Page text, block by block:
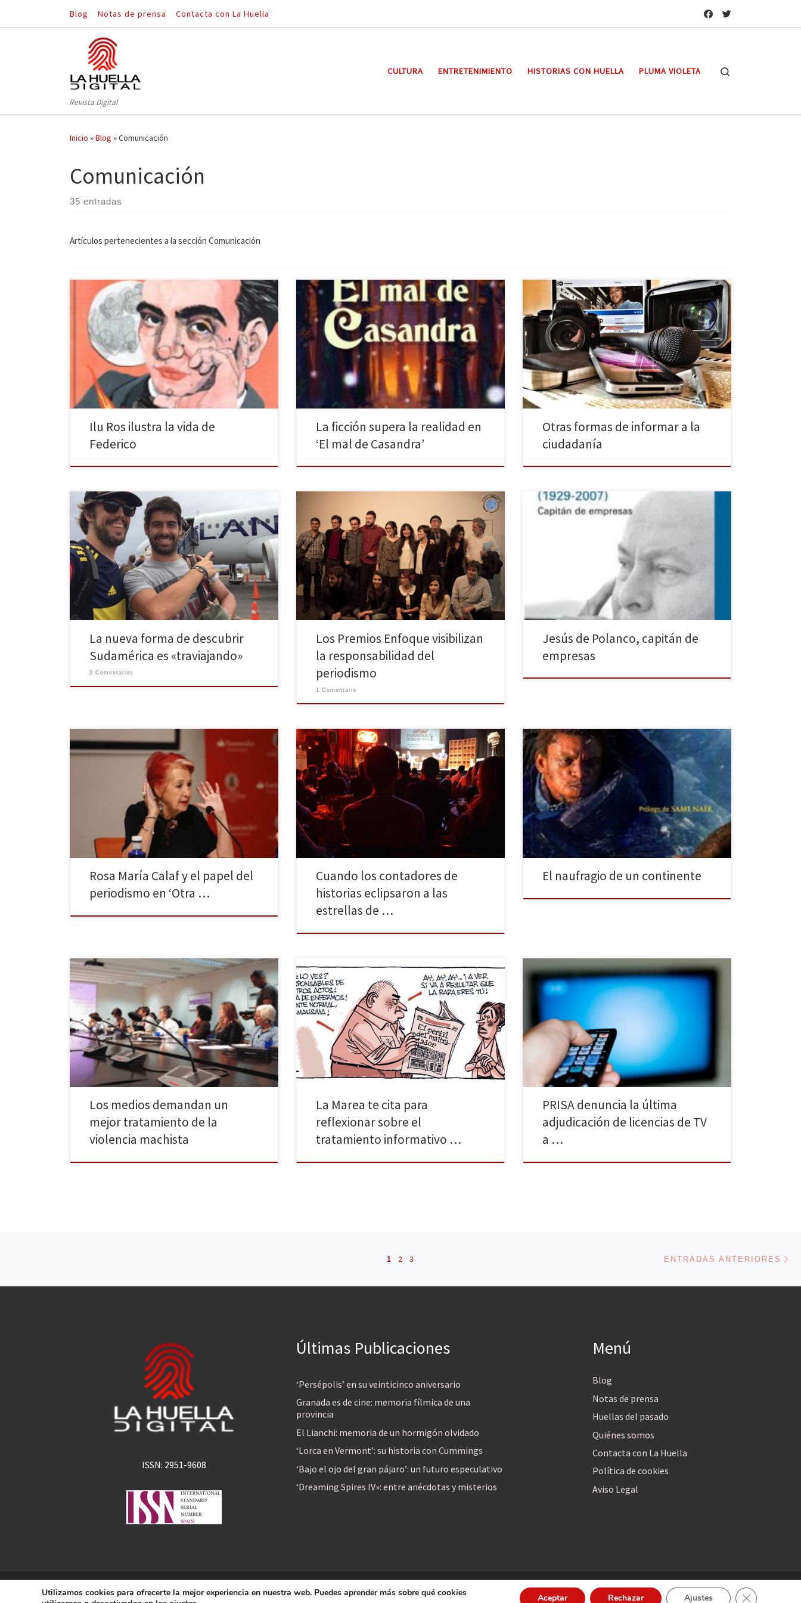
Saltar al contenido
Blog Notas de prensa Contacta con La Huella
Revista Digital
CULTURA ENTRETENIMIENTO HISTORIAS CON HUELLA PLUMA VIOLETA
Inicio »Blog »Comunicación
Comunicación
35 entradas
Artículos pertenecientes a la sección Comunicación
Lumen publica Federico una biografía especial de la
mano de Ilu Ros. En la actualidad no resulta extraño
encontrar textos que jueguen con la ilustración y con
una semblanza, ya que contar una vida mediante
viñetas, dibujos, articulando trazos y líneas de
palabras abre un sinfín de posibilidades. Así pues, […]
Ilu Ros ilustra la vida de
Federico
Con Pluma y Pixel publica El mal de Casandra una
historia de Alerta. Los límites entre ficción y realidad,
en ocasiones, parecen desdibujarse. Atengámonos a
expresiones del tipo “La realidad supera la ficción”.
Esta frase y todas sus variantes reafirman la infinidad
de posibilidades que podemos encontrar en nuestro
día […]
La ficción supera la realidad en
‘El mal de Casandra’
Ciudadanos sirios que toman el papel de reporteros
para informar sobre la guerra, gafas que permiten ver
una historia en 360º o crear una página web donde se
hace periodismo emprendedor, independiente y
fresco. Las maneras de hacer periodismo están
cambiando, así como los consumidores y la forma en
la […]
Otras formas de informar a la
ciudadanía
El concurso Destino Sudamérica ofrece la posibilidad
de recorrer durante tres meses varios puntos de
Sudamérica con un único requisito: documentar y
compartir la experiencia en la web del concurso. Las
aventuras y emociones están garantizadas. Destino
Sudamérica, concurso posible gracias al grupo de
aerolíneas LATAM, comienza en 2014 con los tres […]
La nueva forma de descubrir
Sudamérica es «traviajando»
2 Comentarios
La noche del 24 de febrero, en el Círculo de Bellas
Artes, se celebró la tercera edición de los Premios
Enfoque, una mirada crítica sobre el periodismo. Estos
galardones se entregan a los medios de comunicación
y periodistas que demuestran día tras día que el
periodismo es algo más que contar una noticia, […]
Los Premios Enfoque visibilizan
la responsabilidad del
periodismo
1 Comentario
ser Catedrática de Historia del Pensamiento fue
Ministra de Educación en el Gobierno de Zapatero, se
adentra en la vida de Jesús de Polanco, el empresario
que creó el gran grupo multimedia […]
Jesús de Polanco, capitán de
empresas
En esta edición de Otra Vuelta de Tuerka, Pablo
Iglesias cambia las tornas para ser él el que entreviste
a una de las periodistas de más renombre del ámbito
nacional: Rosa María Calaf. «Nuestra invitada de hoy
forma parte de la memoria histórica de varias
generaciones de espectadores», dice la […]
Rosa María Calaf y el papel del
periodismo en ‘Otra …
Una pizca de nostalgia rodeó la copa de Havana 7
inspirada en Toni García. Las calles lucían de rojo
pasión aprovechando el tirón comercial de San
Valentín, que asomaba una semana antes la etiqueta
de comprar. Contra todo pronóstico, era 12 de
febrero, asistí en tercera persona a un
enamoramiento fulminante […]
Cuando los contadores de
historias eclipsaron a las
estrellas de …
Según ACNUR hasta septiembre de este año más de
380.000 personas cruzaron el Mediterráneo tratando
de llegar a tierras europeas, huyendo del hambre, de
la violencia, de la guerra. Según el mismo organismo
más de 2.800 de esas personas perecieron en sus
aguas en el mismo periodo de tiempo. Y […]
El naufragio de un continente
Diferentes periodistas y expertas se reunieron en una
mesa redonda para debatir las metodologías más
correctas a la hora de comunicar sobre violencia
machista, culminando en un decálogo deontológico
que intentarán que todos los medios cumplan. El
pasado 17 de noviembre tuvo lugar en el
Ayuntamiento de Madrid un encuentro en […]
Los medios demandan un
mejor tratamiento de la
violencia machista
Tratamiento informativo de la violencia machista: retos
en la era de internet es el título de la jornada que
busca crear una «reflexión colectiva desde los
medios» sobre los errores que cometen las y los
periodistas, quienes ignoran su responsabilidad al
informar sobre esta lacra social. «El último machismo
no es […]
La Marea te cita para
reflexionar sobre el
tratamiento informativo …
El grupo de comunicación alega ante la Comisión
Nacional de los Mercados y la Competencia (CNMC) la
ilegalidad de la adjudicación; «un riesgo de abuso de
posición dominante» desde la perspectiva de PRISA,
dado que estos grupos ya poseen cinco y seis licencias
respectivamente. El pasado 16 de octubre el Consejo
PRISA denuncia la última
adjudicación de licencias de TV
a …
1 2 3 ENTRADAS ANTERIORES
ISSN: 2951-9608
Últimas Publicaciones
‘Persépolis’ en su veinticinco aniversario
Granada es de cine: memoria fílmica de una
provincia
El Lianchi: memoria de un hormigón olvidado
‘Lorca en Vermont’: su historia con Cummings
‘Bajo el ojo del gran pájaro’: un futuro especulativo
‘Dreaming Spires IV»: entre anécdotas y misterios
Menú
Blog
Notas de prensa
Huellas del pasado
Quiénes somos
Contacta con La Huella
Política de cookies
Aviso Legal
© 2026La Huella Digital– Todos los derechos reservados
Utilizamos cookies para ofrecerte la mejor experiencia en nuestra web. Puedes aprender más sobre qué cookies
Aceptar Rechazar Ajustes Cerrar el